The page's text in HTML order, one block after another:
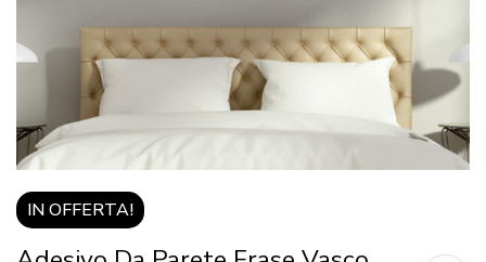
IN OFFERTA!